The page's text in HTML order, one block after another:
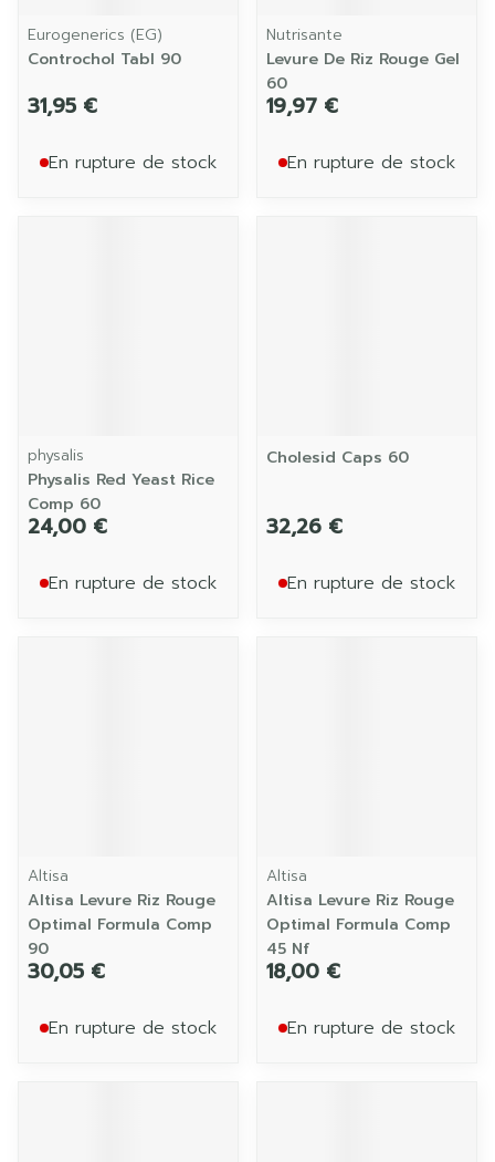
Eurogenerics (EG)
Controchol Tabl 90
31,95 €
En rupture de stock
Nutrisante
Levure De Riz Rouge Gel
60
19,97 €
En rupture de stock
physalis
Physalis Red Yeast Rice
Comp 60
24,00 €
En rupture de stock
Cholesid Caps 60
32,26 €
En rupture de stock
Altisa
Altisa Levure Riz Rouge
Optimal Formula Comp
90
30,05 €
En rupture de stock
Altisa
Altisa Levure Riz Rouge
Optimal Formula Comp
45 Nf
18,00 €
En rupture de stock